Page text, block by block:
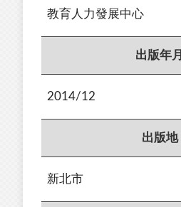
教育人力發展中心
出版年月
2014/12
出版地
新北市